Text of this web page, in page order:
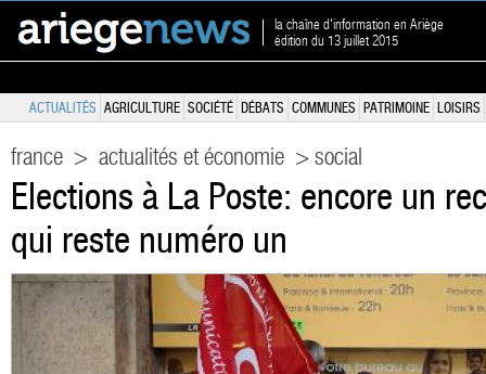
la chaîne d'information en Ariège
édition du 13 juillet 2015
ACTUALITÉS AGRICULTURE SOCIÉTÉ DÉBATS COMMUNES PATRIMOINE LOISIRS
france > actualités et économie > social
Elections à La Poste: encore un
qui reste numéro un